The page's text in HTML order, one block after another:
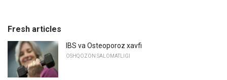
Fresh articles
IBS va Osteoporoz xavfi
OSHQOZON SALOMATLIGI